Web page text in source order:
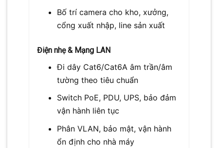
Bố trí camera cho kho, xưởng,
cổng xuất nhập, line sản xuất
Điện nhẹ & Mạng LAN
Đi dây Cat6/Cat6A âm trần/âm
tường theo tiêu chuẩn
Switch PoE, PDU, UPS, bảo đảm
vận hành liên tục
Phân VLAN, bảo mật, vận hành
ổn định cho nhà máy